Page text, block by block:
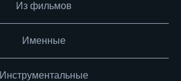
Из фильмов
Именные
Инструментальные